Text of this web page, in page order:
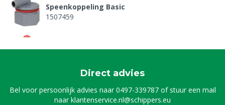
Speenkoppeling Basic
1507459
MS Speenemmer kalf transparant, 8 L
1509308
Direct advies
Bel voor persoonlijk advies naar0497-339787of stuur een mail
naarklantenservice.nl@schippers.eu